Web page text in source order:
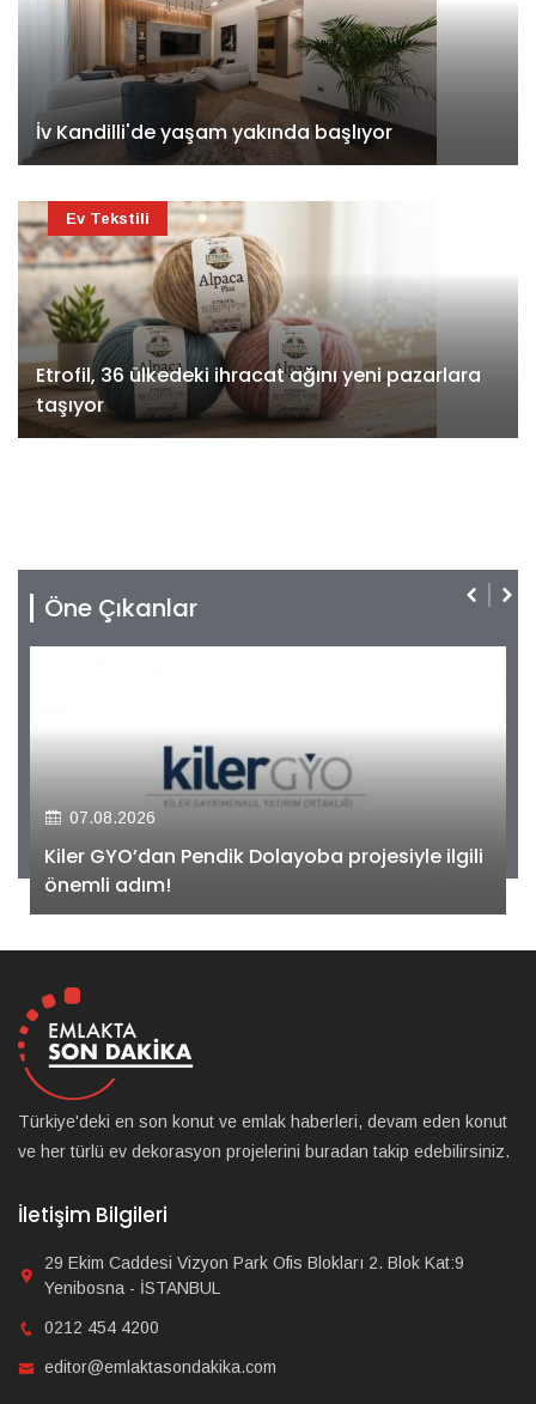
İv Kandilli'de yaşam yakında başlıyor
Etrofil, 36 ülkedeki ihracat ağını yeni pazarlara
taşıyor
Ev Tekstili
Öne Çıkanlar
07.08.2026
Kiler GYO’dan Pendik Dolayoba projesiyle ilgili
önemli adım!
Türkiye'deki en son konut ve emlak haberleri, devam eden konut
ve her türlü ev dekorasyon projelerini buradan takip edebilirsiniz.
İletişim Bilgileri
29 Ekim Caddesi Vizyon Park Ofis Blokları 2. Blok Kat:9
Yenibosna - İSTANBUL
0212 454 4200
editor@emlaktasondakika.com